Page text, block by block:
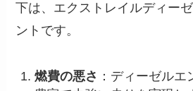
下は、エクストレイルディー
ントです。
燃費の悪さ ：ディーゼル